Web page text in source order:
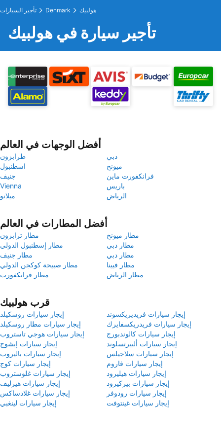
تأجير السيارات Denmark هولبيك
تأجير سيارة في هولبيك
أفضل الوجهات في العالم
طرابزون
دبي
اسطنبول
ميونخ
جنيف
فرانكفورت ماين
Vienna
باريس
ميلانو
الرياض
أفضل المطارات في العالم
مطار ترابزون
مطار ميونخ
مطار إسطنبول الدولي
مطار دبي
مطار جنيف
مطار دبي
مطار صبيحة كوكجن الدولي
مطار فيينا
مطار فرانكفورت
مطار الرياض
قرب هولبيك
إيجار سيارات روسكيلد
إيجار سيارات فريديريكسوند
إيجار سيارات مطار روسكيلد
إيجار سيارات فريدريكسفايرك
إيجار سيارات هوجي تاستروب
إيجار سيارات كالوندبورج
إيجار سيارات إيشوج
إيجار سيارات ألبيرتسلوند
إيجار سيارات باليروب
إيجار سيارات سلاجيلس
إيجار سيارات كوج
إيجار سيارات فاروم
إيجار سيارات غلوستروب
إيجار سيارات هيليرود
إيجار سيارات هيرليف
إيجار سيارات بيركيرود
إيجار سيارات غلادساكس
إيجار سيارات رودوفر
إيجار سيارات لينغبي
إيجار سيارات غينتوفت